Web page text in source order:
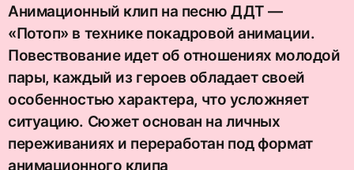
Анимационный клип на песню ДДТ —
«Потоп» в технике покадровой анимации.
Повествование идет об отношениях молодой
пары, каждый из героев обладает своей
особенностью характера, что усложняет
ситуацию. Сюжет основан на личных
переживаниях и переработан под формат
анимационного клипа